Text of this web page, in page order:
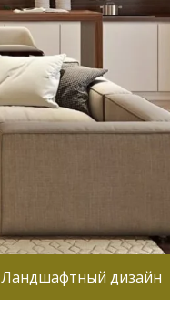
Ландшафтный дизайн